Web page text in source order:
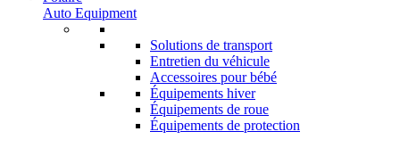
Auto Equipment
Solutions de transport
Entretien du véhicule
Accessoires pour bébé
Équipements hiver
Équipements de roue
Équipements de protection